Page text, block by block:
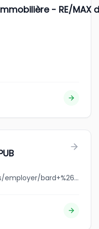
- RE/MAX
jobbank.gc.ca/browsejobs/employer/bard+%26+banker+pub/ca